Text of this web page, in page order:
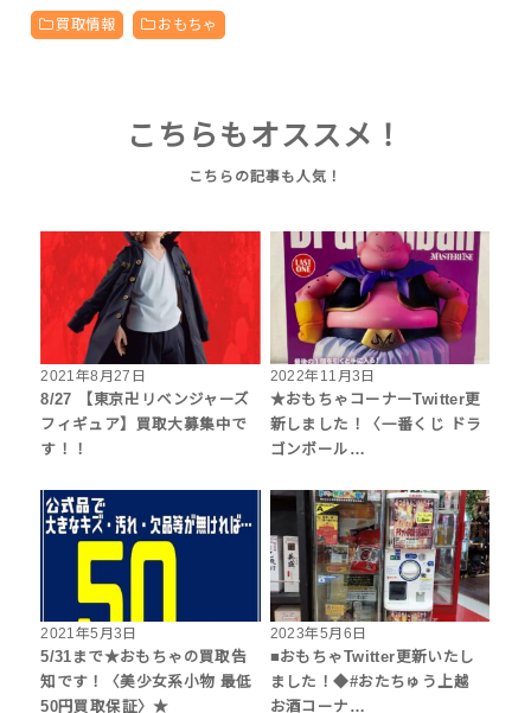
買取情報 おもちゃ
こちらもオススメ！
2021年8月27日
8/27 【東京卍リベンジャーズ
フィギュア】買取大募集中で
す！！
2022年11月3日
★おもちゃコーナーTwitter更
新しました！〈一番くじ ドラ
ゴンボール…
2021年5月3日
5/31まで★おもちゃの買取告
知です！〈美少女系小物 最低
50円買取保証〉★
2023年5月6日
■おもちゃTwitter更新いたし
ました！◆#おたちゅう上越
お酒コーナ…